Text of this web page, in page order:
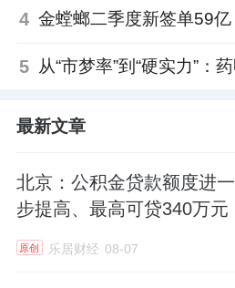
4
5
最新文章
北京：公积金贷款额度进一
步提高、最高可贷340万元
原创 乐居财经 08-07